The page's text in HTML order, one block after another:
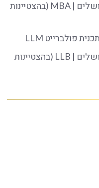
האוניברסיטה העברית בירושלים | MBA (בהצטיינות
האוניברסיטה העברית בירושלים | LLB (בהצטיינות